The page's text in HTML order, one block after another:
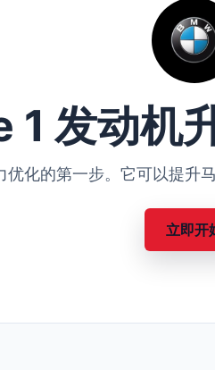
1 发动机
化的第一步。它可以提升
立即开